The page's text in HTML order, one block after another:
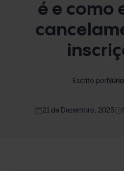
é e como
Escrito por
21 de Dezembro, 2025